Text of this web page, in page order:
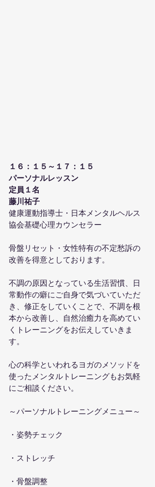
１６：１５～１７：１５
パーソナルレッスン
定員１名
藤川祐子
健康運動指導士・日本メンタルヘルス
協会基礎心理カウンセラー
骨盤リセット・女性特有の不定愁訴の
改善を得意としております。
不調の原因となっている生活習慣、日
常動作の癖にご自身で気づいていただ
き、修正をしていくことで、不調を根
本から改善し、自然治癒力を高めてい
くトレーニングをお伝えしていきま
す。
心の科学といわれるヨガのメソッドを
使ったメンタルトレーニングもお気軽
にご相談ください。
～パーソナルトレーニングメニュー～
・姿勢チェック
・ストレッチ
・骨盤調整